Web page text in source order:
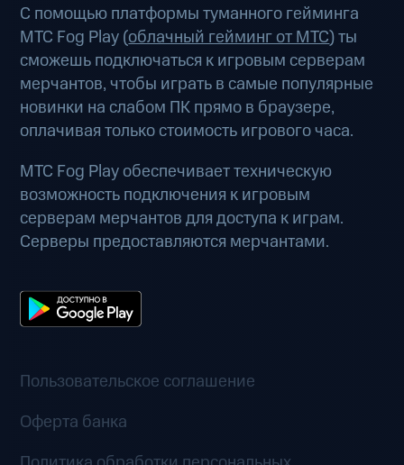
С помощью платформы туманного гейминга
МТС Fog Play (облачный гейминг от МТС) ты
сможешь подключаться к игровым серверам
мерчантов, чтобы играть в самые популярные
новинки на слабом ПК прямо в браузере,
оплачивая только стоимость игрового часа.
МТС Fog Play обеспечивает техническую
возможность подключения к игровым
серверам мерчантов для доступа к играм.
Серверы предоставляются мерчантами.
Пользовательское соглашение
Оферта банка